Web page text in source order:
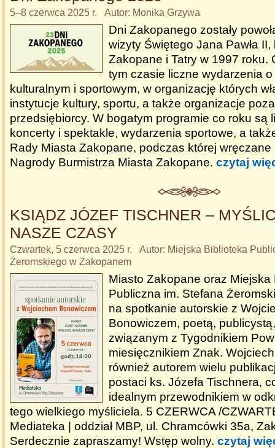
5–8 czerwca 2025 r. Autor: Monika Grzywa
Dni Zakopanego zostały
wizyty Świętego Jana Pawła II,
Zakopane i Tatry w 1997 roku.
tym czasie liczne wydarzenia
kulturalnym i sportowym, w organizację których
instytucje kultury, sportu, a także organizacje
przedsiębiorcy. W bogatym programie co roku są
koncerty i spektakle, wydarzenia sportowe, a
Rady Miasta Zakopane, podczas której
Nagrody Burmistrza Miasta Zakopane. czytaj
KSIĄDZ JÓZEF TISCHNER –
NASZE CZASY
Czwartek, 5 czerwca 2025 r. Autor: Miejska Biblioteka
Żeromskiego w Zakopanem
Miasto Zakopane oraz Miejska
Publiczna im. Stefana
na spotkanie autorskie z
Bonowiczem, poetą,
związanym z Tygodnikiem
miesięcznikiem Znak.
również autorem wielu
postaci ks. Józefa Tischnera,
idealnym przewodnikiem w
tego wielkiego myśliciela. 5 CZERWCA /
Mediateka | oddział MBP, ul. Chramcówki 35a,
Serdecznie zapraszamy! Wstęp wolny. czytaj